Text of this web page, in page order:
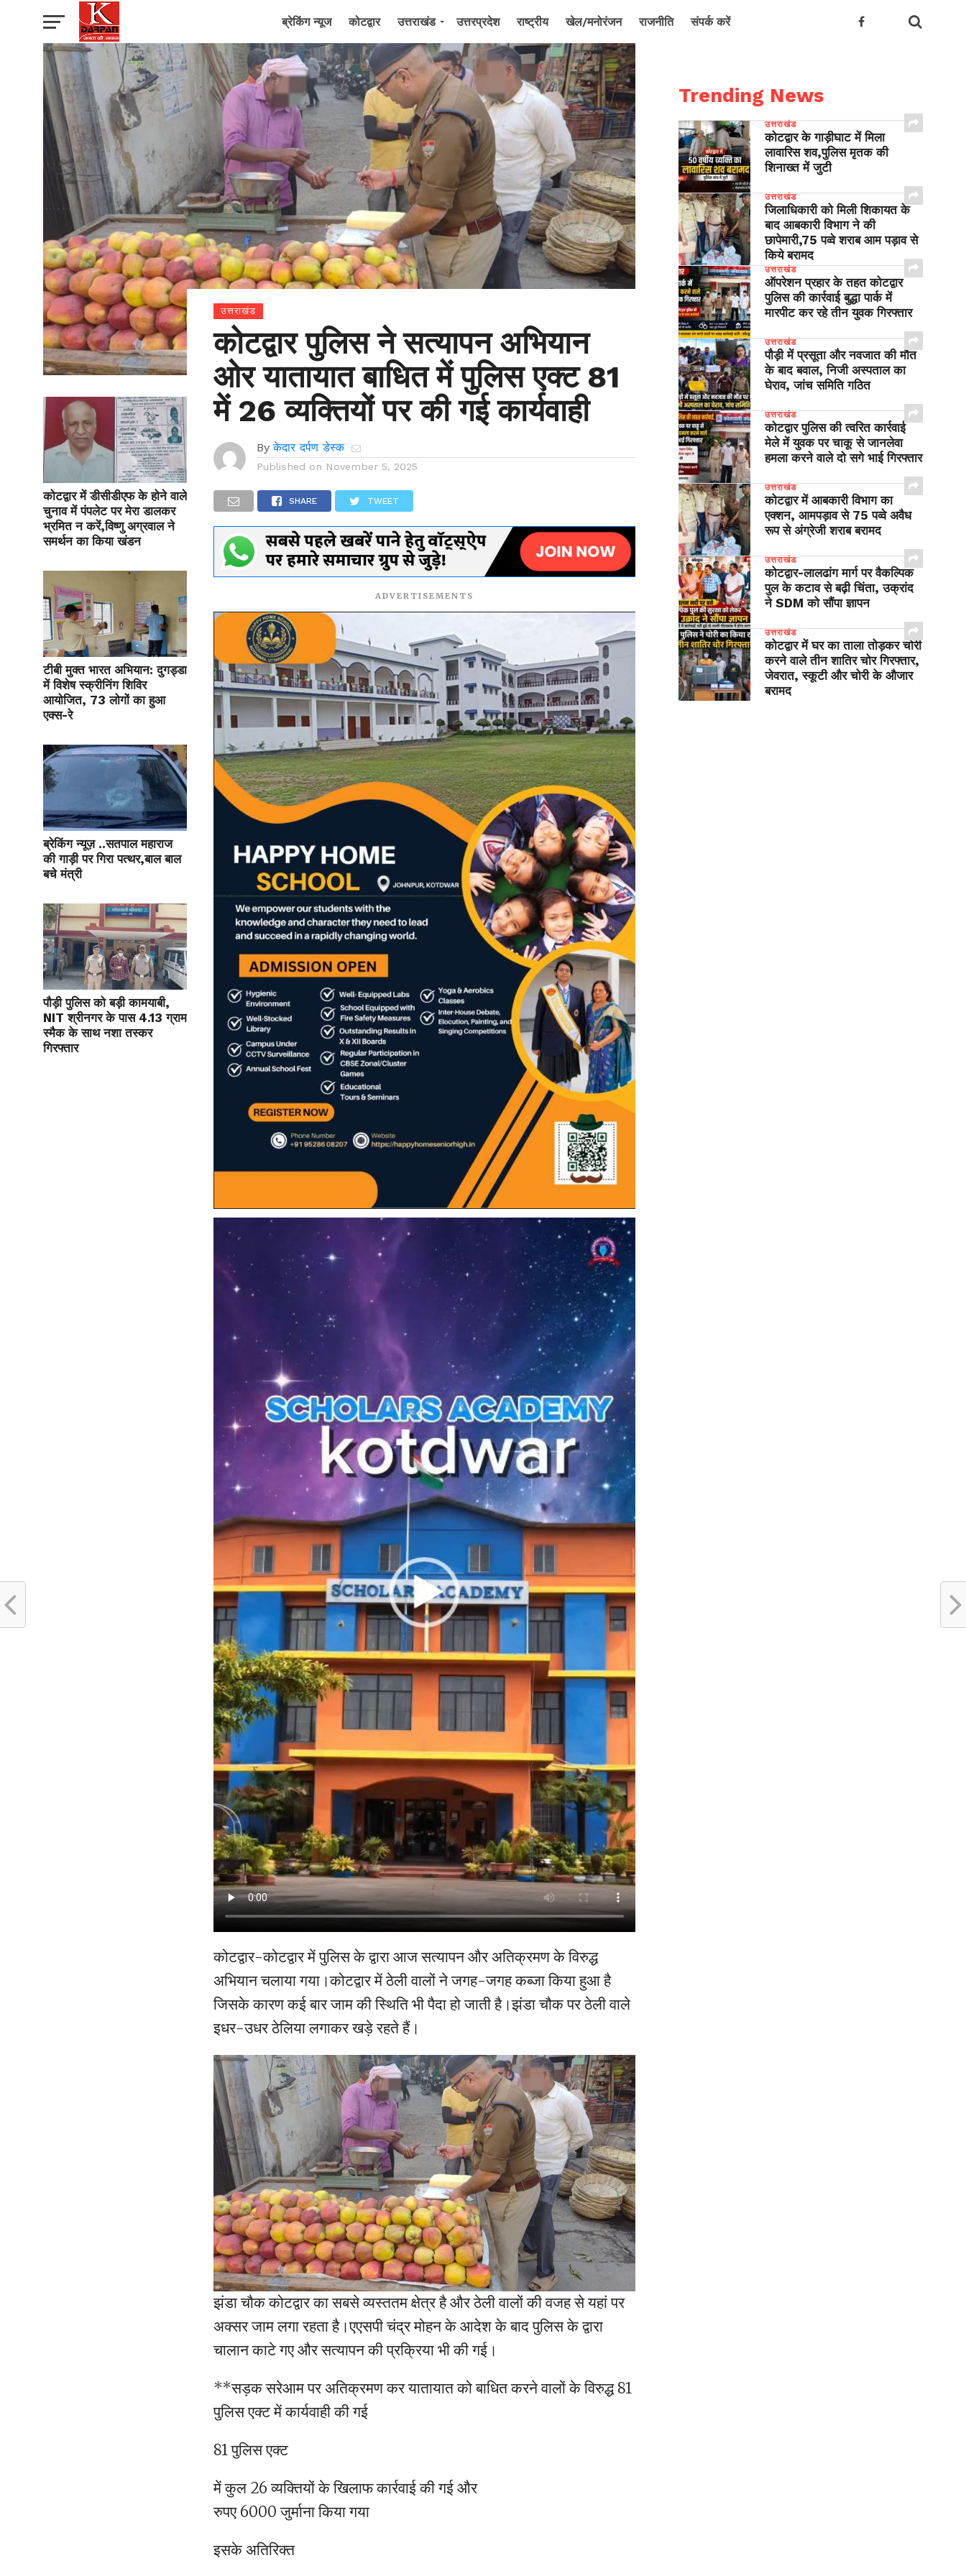
ब्रेकिंग न्यूज कोटद्वार उत्तराखंड उत्तरप्रदेश राष्ट्रीय खेल/मनोरंजन राजनीति संपर्क करें
कोटद्वार में डीसीडीएफ के होने वाले
चुनाव में पंपलेट पर मेरा डालकर
भ्रमित न करें,विष्णु अग्रवाल ने
समर्थन का किया खंडन
टीबी मुक्त भारत अभियान: दुगड्डा
में विशेष स्क्रीनिंग शिविर
आयोजित, 73 लोगों का हुआ
एक्स-रे
ब्रेकिंग न्यूज़ ..सतपाल महाराज
की गाड़ी पर गिरा पत्थर,बाल बाल
बचे मंत्री
पौड़ी पुलिस को बड़ी कामयाबी,
NIT श्रीनगर के पास 4.13 ग्राम
स्मैक के साथ नशा तस्कर
गिरफ्तार
उत्तराखंड
कोटद्वार पुलिस ने सत्यापन अभियान
ओर यातायात बाधित में पुलिस एक्ट 81
में 26 व्यक्तियों पर की गई कार्यवाही
By केदार दर्पण डेस्क
Published on November 5, 2025
SHARE TWEET
ADVERTISEMENTS
कोटद्वार-कोटद्वार में पुलिस के द्वारा आज सत्यापन और अतिक्रमण के विरुद्ध
अभियान चलाया गया।कोटद्वार में ठेली वालों ने जगह-जगह कब्जा किया हुआ है
जिसके कारण कई बार जाम की स्थिति भी पैदा हो जाती है।झंडा चौक पर ठेली वाले
इधर-उधर ठेलिया लगाकर खड़े रहते हैं।
झंडा चौक कोटद्वार का सबसे व्यस्ततम क्षेत्र है और ठेली वालों की वजह से यहां पर
अक्सर जाम लगा रहता है।एएसपी चंद्र मोहन के आदेश के बाद पुलिस के द्वारा
चालान काटे गए और सत्यापन की प्रक्रिया भी की गई।
**सड़क सरेआम पर अतिक्रमण कर यातायात को बाधित करने वालों के विरुद्ध 81
पुलिस एक्ट में कार्यवाही की गई
81 पुलिस एक्ट
में कुल 26 व्यक्तियों के खिलाफ कार्रवाई की गई और
रुपए 6000 जुर्माना किया गया
इसके अतिरिक्त
Trending News
उत्तराखंड
कोटद्वार के गाड़ीघाट में मिला
लावारिस शव,पुलिस मृतक की
शिनाख्त में जुटी
उत्तराखंड
जिलाधिकारी को मिली शिकायत के
बाद आबकारी विभाग ने की
छापेमारी,75 पव्वे शराब आम पड़ाव से
किये बरामद
उत्तराखंड
ऑपरेशन प्रहार के तहत कोटद्वार
पुलिस की कार्रवाई बुद्धा पार्क में
मारपीट कर रहे तीन युवक गिरफ्तार
उत्तराखंड
पौड़ी में प्रसूता और नवजात की मौत
के बाद बवाल, निजी अस्पताल का
घेराव, जांच समिति गठित
उत्तराखंड
कोटद्वार पुलिस की त्वरित कार्रवाई
मेले में युवक पर चाकू से जानलेवा
हमला करने वाले दो सगे भाई गिरफ्तार
उत्तराखंड
कोटद्वार में आबकारी विभाग का
एक्शन, आमपड़ाव से 75 पव्वे अवैध
रूप से अंग्रेजी शराब बरामद
उत्तराखंड
​कोटद्वार-लालढांग मार्ग पर वैकल्पिक
पुल के कटाव से बढ़ी चिंता, उक्रांद
ने SDM को सौंपा ज्ञापन
उत्तराखंड
कोटद्वार में घर का ताला तोड़कर चोरी
करने वाले तीन शातिर चोर गिरफ्तार,
जेवरात, स्कूटी और चोरी के औजार
बरामद